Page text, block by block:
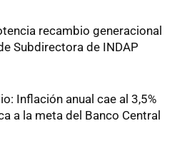
recambio generacional
Subdirectora de INDAP
Inflación anual cae al 3,5%
a la meta del Banco Central